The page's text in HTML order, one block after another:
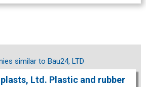
similar to Bau24, LTD
Ltd. Plastic and rubber